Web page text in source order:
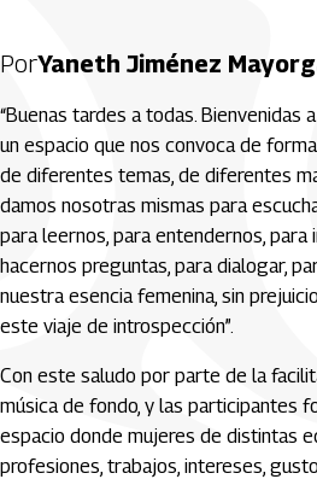
PorYaneth Jiménez
“Buenas tardes a todas. Bienvenidas
un espacio que nos convoca de
de diferentes temas, de diferentes
damos nosotras mismas para
para leernos, para entendernos, para
hacernos preguntas, para dialogar,
nuestra esencia femenina, sin
este viaje de introspección”.
Con este saludo por parte de la
música de fondo, y las participantes
espacio donde mujeres de distintas
profesiones, trabajos, intereses,